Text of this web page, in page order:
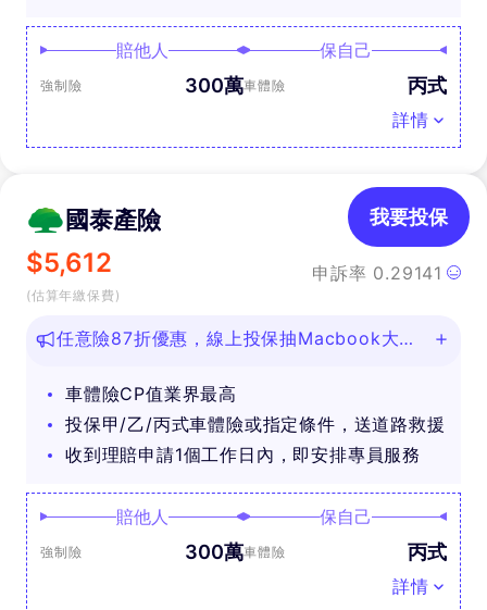
賠他人
強制險 300萬
保自己
車體險 丙式
詳情
國泰產險
$5,612
(估算年繳保費)
申訴率 0.29141
我要投保
任意險87折優惠，線上投保抽Macbook大
車體險CP值業界最高
投保甲/乙/丙式車體險或指定條件，送道路救援
收到理賠申請1個工作日內，即安排專員服務
賠他人
強制險 300萬
保自己
車體險 丙式
詳情